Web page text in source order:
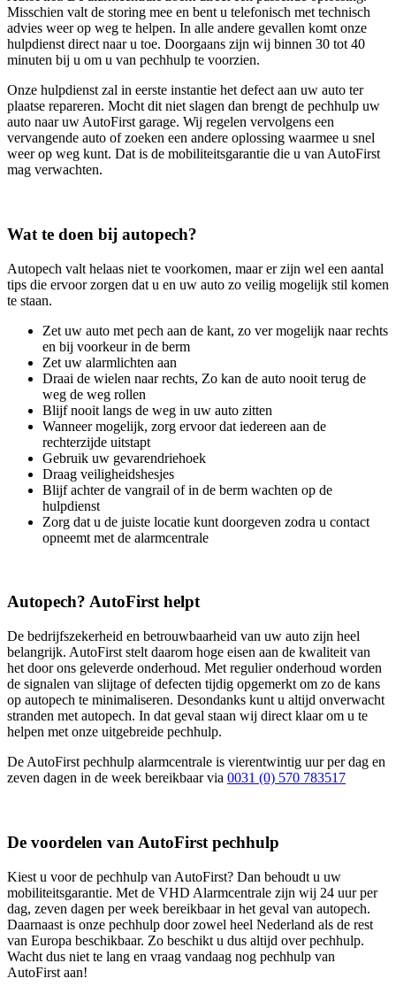
Misschien valt de storing mee en bent u telefonisch met technisch
advies weer op weg te helpen. In alle andere gevallen komt onze
hulpdienst direct naar u toe. Doorgaans zijn wij binnen 30 tot 40
minuten bij u om u van pechhulp te voorzien.
Onze hulpdienst zal in eerste instantie het defect aan uw auto ter
plaatse repareren. Mocht dit niet slagen dan brengt de pechhulp uw
auto naar uw AutoFirst garage. Wij regelen vervolgens een
vervangende auto of zoeken een andere oplossing waarmee u snel
weer op weg kunt. Dat is de mobiliteitsgarantie die u van AutoFirst
mag verwachten.
Wat te doen bij autopech?
Autopech valt helaas niet te voorkomen, maar er zijn wel een aantal
tips die ervoor zorgen dat u en uw auto zo veilig mogelijk stil komen
te staan.
Zet uw auto met pech aan de kant, zo ver mogelijk naar rechts
en bij voorkeur in de berm
Zet uw alarmlichten aan
Draai de wielen naar rechts, Zo kan de auto nooit terug de
weg de weg rollen
Blijf nooit langs de weg in uw auto zitten
Wanneer mogelijk, zorg ervoor dat iedereen aan de
rechterzijde uitstapt
Gebruik uw gevarendriehoek
Draag veiligheidshesjes
Blijf achter de vangrail of in de berm wachten op de
hulpdienst
Zorg dat u de juiste locatie kunt doorgeven zodra u contact
opneemt met de alarmcentrale
Autopech? AutoFirst helpt
De bedrijfszekerheid en betrouwbaarheid van uw auto zijn heel
belangrijk. AutoFirst stelt daarom hoge eisen aan de kwaliteit van
het door ons geleverde onderhoud. Met regulier onderhoud worden
de signalen van slijtage of defecten tijdig opgemerkt om zo de kans
op autopech te minimaliseren. Desondanks kunt u altijd onverwacht
stranden met autopech. In dat geval staan wij direct klaar om u te
helpen met onze uitgebreide pechhulp.
De AutoFirst pechhulp alarmcentrale is vierentwintig uur per dag en
zeven dagen in de week bereikbaar via 0031 (0) 570 783517
De voordelen van AutoFirst pechhulp
Kiest u voor de pechhulp van AutoFirst? Dan behoudt u uw
mobiliteitsgarantie. Met de VHD Alarmcentrale zijn wij 24 uur per
dag, zeven dagen per week bereikbaar in het geval van autopech.
Daarnaast is onze pechhulp door zowel heel Nederland als de rest
van Europa beschikbaar. Zo beschikt u dus altijd over pechhulp.
Wacht dus niet te lang en vraag vandaag nog pechhulp van
AutoFirst aan!